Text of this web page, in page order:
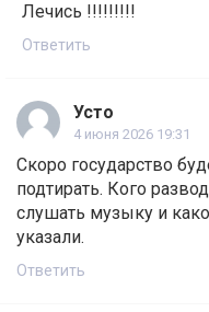
Лечись !!!!!!!!!
Ответить
Усто
4 июня 2026 19:31
Скоро государство
подтирать. Кого
слушать музыку и
указали.
Ответить